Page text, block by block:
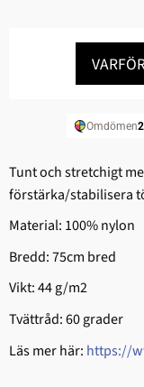
Tunt och stretchigt
förstärka/stabilisera
Material: 100% nylon
Bredd: 75cm bred
Vikt: 44 g/m2
Tvättråd: 60 grader
Läs mer här: https://